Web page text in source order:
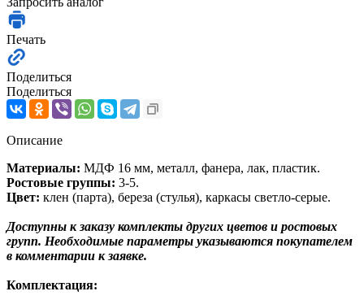
Печать
Поделиться
Поделиться
Описание
Материалы: МДФ 16 мм, металл, фанера, лак, пластик.
Ростовые группы: 3-5.
Цвет: клен (парта), береза (стулья), каркасы светло-серые.
Доступны к заказу комплекты других цветов и ростовых
групп. Необходимые параметры указываются покупателем
в комментарии к заявке.
Комплектация: